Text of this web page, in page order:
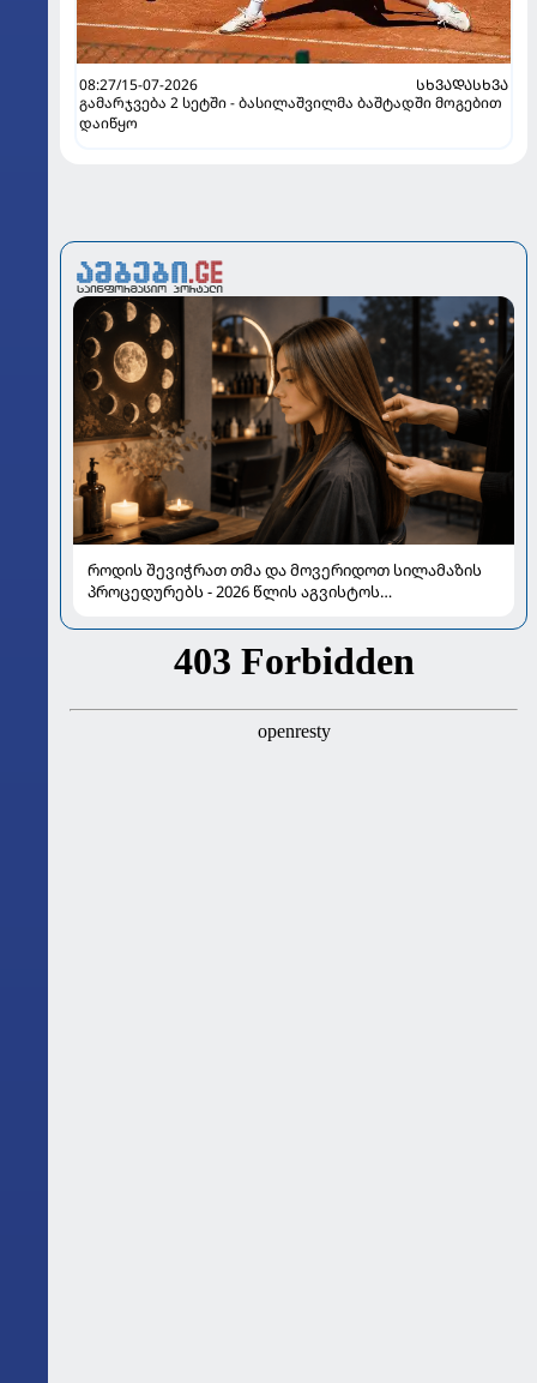
08:27/15-07-2026
ᲡᲮᲕᲐᲓᲐᲡᲮᲕᲐ
გამარჯვება 2 სეტში - ბასილაშვილმა ბაშტადში მოგებით
დაიწყო
როდის შევიჭრათ თმა და მოვერიდოთ სილამაზის
პროცედურებს - 2026 წლის აგვისტოს